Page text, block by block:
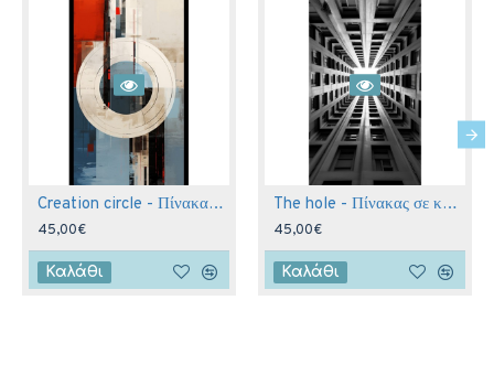
Creation circle - Πίνακας σε καμβά
45,00€
Καλάθι
The hole - Πίνακας σε καμβά
45,00€
Καλάθι